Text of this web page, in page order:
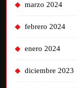
marzo 2024
febrero 2024
enero 2024
diciembre 2023